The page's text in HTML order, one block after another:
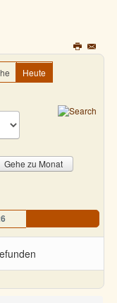
Heute
Gehe zu Monat